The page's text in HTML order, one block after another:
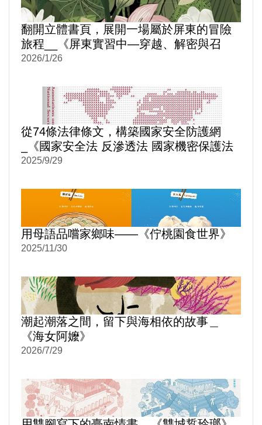
翻開立體書頁，展開一場屬於屏東的冒險
旅程__《屏東實習中—穿越、解密與召
喚》
2026/1/26
從74條法律條文，構築國家安全防護網
_《國家安全法 反滲透法 國家機密保護法
逐條評釋》
2025/9/29
用母語品嚐家鄉味——《佇桃園食世界》
2025/11/30
潮起潮落之間，留下與海相依的故事＿
《海女阿嬤》
2026/7/29